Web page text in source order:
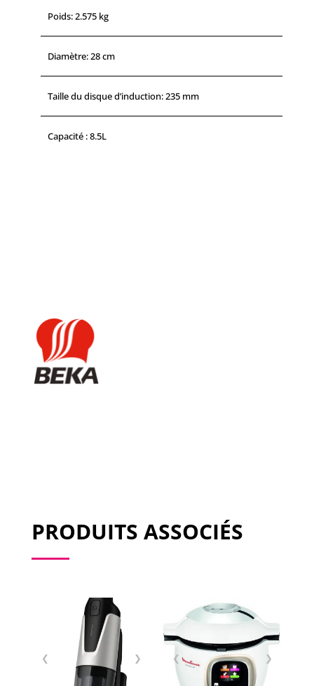
Poids: 2.575 kg
Diamètre: 28 cm
Taille du disque d’induction: 235 mm
Capacité : 8.5L
PRODUITS ASSOCIÉS
❮ ❯ ❮ ❯